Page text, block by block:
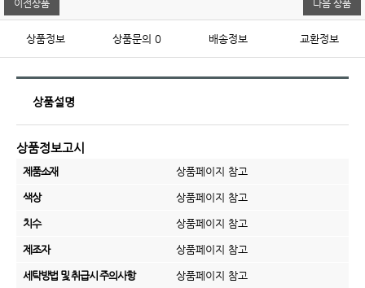
이전상품 다음 상품
상품정보 상품문의 0 배송정보 교환정보
상품설명
상품정보고시
제품소재 상품페이지 참고
색상 상품페이지 참고
치수 상품페이지 참고
제조자 상품페이지 참고
세탁방법 및 취급시 주의사항 상품페이지 참고